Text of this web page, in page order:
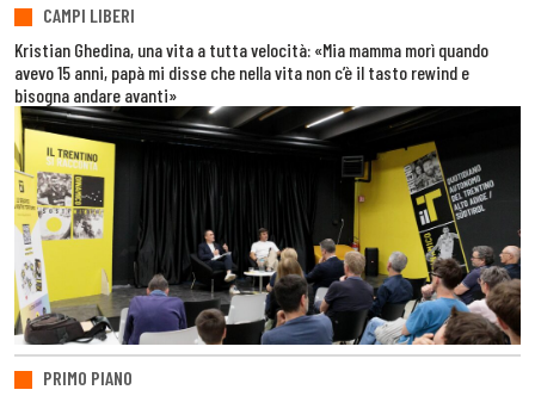
CAMPI LIBERI
Kristian Ghedina, una vita a tutta velocità: «Mia mamma morì quando
avevo 15 anni, papà mi disse che nella vita non c’è il tasto rewind e
bisogna andare avanti»
PRIMO PIANO